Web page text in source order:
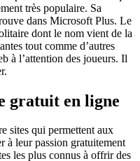
très populaire. Sa
dans Microsoft Plus. Le
dont le nom vient de la
tout comme d’autres
à l’attention des joueurs. Il
gratuit en ligne
sites qui permettent aux
à leur passion gratuitement
les plus connus à offrir des